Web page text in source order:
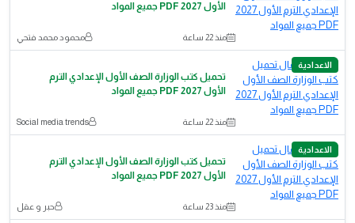
الأول 2027 PDF جميع المواد
منذ 22 ساعة محمود محمد فتحي
الاعدادية
تحميل كتب الوزارة الصف الأول الإعدادي الترم
الأول 2027 PDF جميع المواد
منذ 22 ساعة Social media trends
الاعدادية
تحميل كتب الوزارة الصف الأول الإعدادي الترم
الأول 2027 PDF جميع المواد
منذ 23 ساعة حبر و عقل